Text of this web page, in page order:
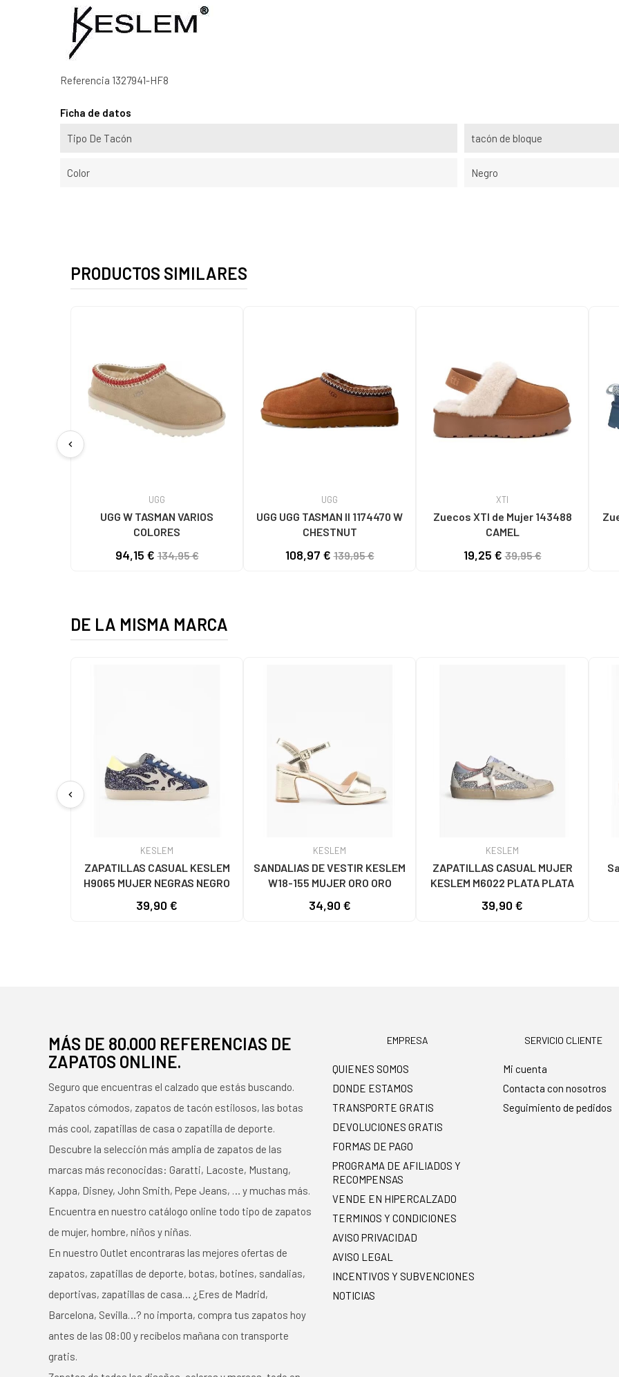
Referencia 1327941-HF8
Ficha de datos
Tipo De Tacón tacón de bloque
Color Negro
PRODUCTOS SIMILARES
chevron_left
UGG
UGG W TASMAN VARIOS
COLORES
94,15 €134,95 €
UGG
UGG UGG TASMAN II 1174470 W
CHESTNUT
108,97 €139,95 €
XTI
Zuecos XTI de Mujer 143488
CAMEL
19,25 €39,95 €
DE LA MISMA MARCA
chevron_left
KESLEM
ZAPATILLAS CASUAL KESLEM
H9065 MUJER NEGRAS NEGRO
39,90 €
KESLEM
SANDALIAS DE VESTIR KESLEM
W18-155 MUJER ORO ORO
34,90 €
KESLEM
ZAPATILLAS CASUAL MUJER
KESLEM M6022 PLATA PLATA
39,90 €
MÁS DE 80.000 REFERENCIAS DE
ZAPATOS ONLINE.
Seguro que encuentras el calzado que estás buscando.
Zapatos cómodos, zapatos de tacón estilosos, las botas
más cool, zapatillas de casa o zapatilla de deporte.
Descubre la selección más amplia de zapatos de las
marcas más reconocidas: Garatti, Lacoste, Mustang,
Kappa, Disney, John Smith, Pepe Jeans, … y muchas más.
Encuentra en nuestro catálogo online todo tipo de zapatos
de mujer, hombre, niños y niñas.
En nuestro Outlet encontraras las mejores ofertas de
zapatos, zapatillas de deporte, botas, botines, sandalias,
deportivas, zapatillas de casa… ¿Eres de Madrid,
Barcelona, Sevilla…? no importa, compra tus zapatos hoy
antes de las 08:00 y recíbelos mañana con transporte
gratis.
EMPRESA
QUIENES SOMOS
DONDE ESTAMOS
TRANSPORTE GRATIS
DEVOLUCIONES GRATIS
FORMAS DE PAGO
PROGRAMA DE AFILIADOS Y
RECOMPENSAS
VENDE EN HIPERCALZADO
TERMINOS Y CONDICIONES
AVISO PRIVACIDAD
AVISO LEGAL
INCENTIVOS Y SUBVENCIONES
NOTICIAS
SERVICIO CLIENTE
Mi cuenta
Contacta con nosotros
Seguimiento de pedidos